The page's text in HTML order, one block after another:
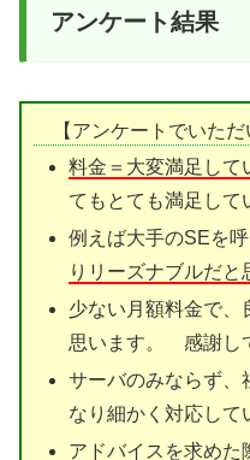
アンケート結果
【アンケートでいただ
料金＝大変満足して
てもとても満足して
例えば大手のSEを
りリーズナブルだと
少ない月額料金で、
思います。 感謝し
サーバのみならず、
なり細かく対応して
アドバイスを求めた